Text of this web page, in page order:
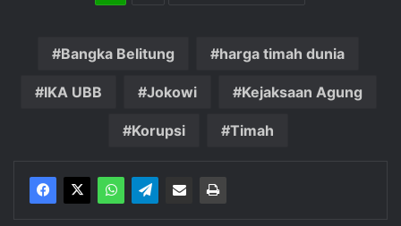
Bangka Belitung harga timah dunia
IKA UBB Jokowi Kejaksaan Agung
Korupsi Timah